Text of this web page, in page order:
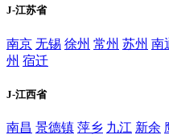
J-江苏省
南京 无锡 徐州 常州 苏州 南
州 宿迁
J-江西省
南昌 景德镇 萍乡 九江 新余